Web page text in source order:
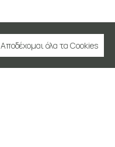
Αποδέχομαι όλα τα Cookies